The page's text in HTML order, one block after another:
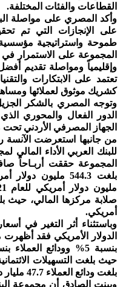
القطاعات والفئات المختلفة.
وأكد المصري على مواصلة
على الإنجازات التي تم
طموحة واستراتيجية
المجموعة على الاستمرار في
وإقليمياً ومواصلة تقديم
تعتمد على الابتكارات
كشريك موثوق لعملائها
وتوجه المصري بالشكر
الدور الفعال والمحوري
الجهاز المصرفي الأردني
من جانبها استعرضت الآنسة
للبنك العربي الأداء المالي
المجموعة حققت أربـاحاً
أمريكي.
وباستثناء أثر التغير في
الدولار الأمريكي فقد أظهرت
بلغت ودائع العملاء 47.7 مليار دولار أمريكي بنهاية العام 2022.